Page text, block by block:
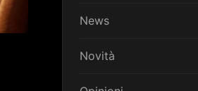
News
Novità